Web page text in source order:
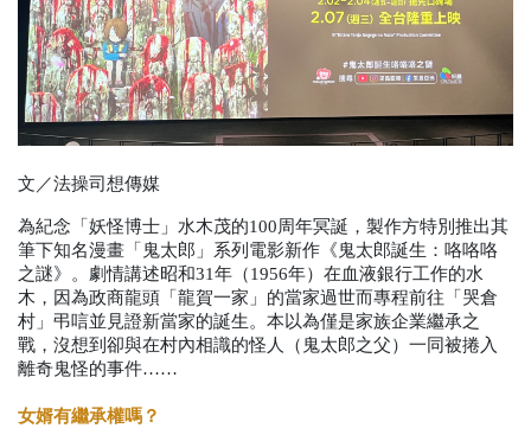
文／法操司想傳媒
為紀念「妖怪博士」水木茂的100周年冥誕，製作方特別推出其
筆下知名漫畫「鬼太郎」系列電影新作《鬼太郎誕生：咯咯咯
之謎》。劇情講述昭和31年（1956年）在血液銀行工作的水
木，因為政商龍頭「龍賀一家」的當家過世而專程前往「哭倉
村」弔唁並見證新當家的誕生。本以為僅是家族企業繼承之
戰，沒想到卻與在村內相識的怪人（鬼太郎之父）一同被捲入
離奇鬼怪的事件……
女婿有繼承權嗎？